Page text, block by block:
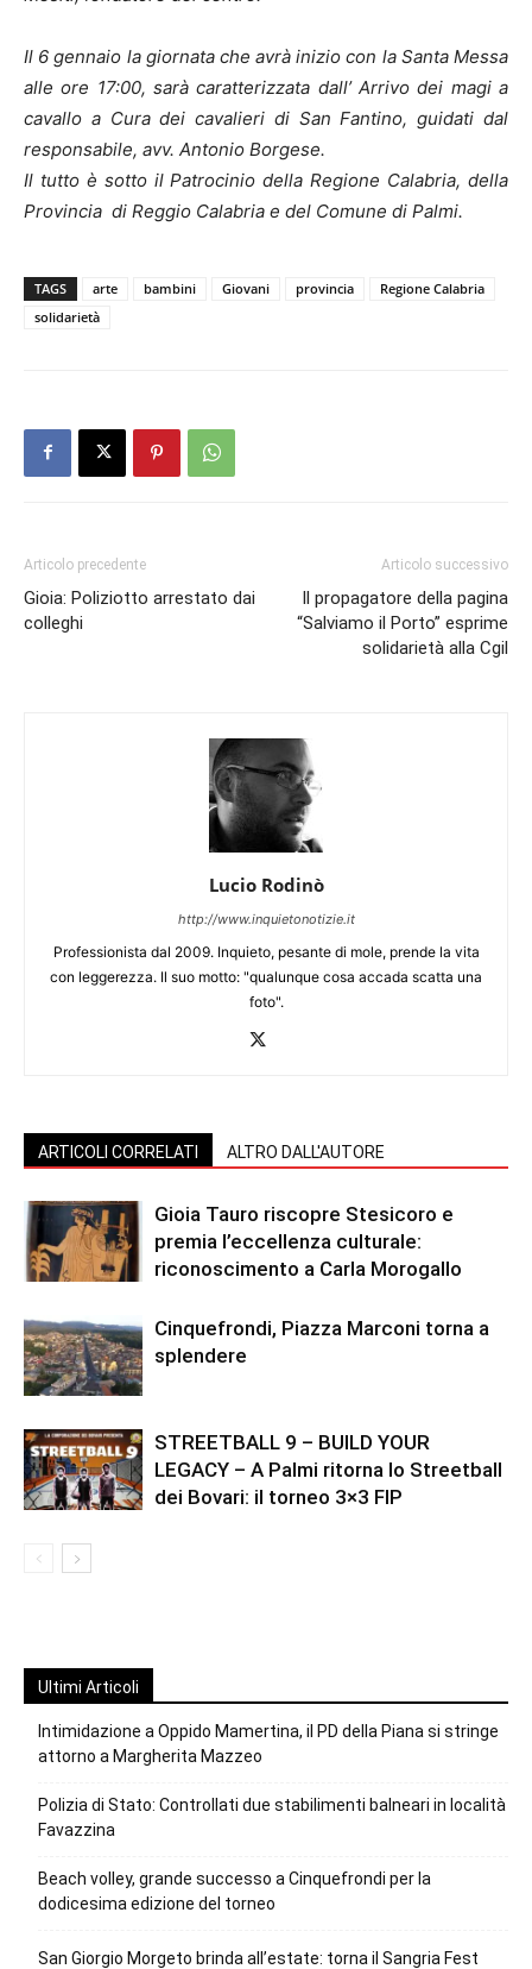
Il 6 gennaio la giornata che avrà inizio con la Santa Messa
alle ore 17:00, sarà caratterizzata dall’ Arrivo dei magi a
cavallo a Cura dei cavalieri di San Fantino, guidati dal
responsabile, avv. Antonio Borgese.
Il tutto è sotto il Patrocinio della Regione Calabria, della
Provincia di Reggio Calabria e del Comune di Palmi.
TAGS arte bambini Giovani provincia
Regione Calabria
solidarietà
Articolo precedente
Gioia: Poliziotto arrestato dai
colleghi
Articolo successivo
Il propagatore della pagina
“Salviamo il Porto” esprime
solidarietà alla Cgil
Lucio Rodinò
http://www.inquietonotizie.it
Professionista dal 2009. Inquieto, pesante di mole, prende la vita
con leggerezza. Il suo motto: "qualunque cosa accada scatta una
foto".
ARTICOLI CORRELATI ALTRO DALL'AUTORE
Gioia Tauro riscopre Stesicoro e
premia l’eccellenza culturale:
riconoscimento a Carla Morogallo
Cinquefrondi, Piazza Marconi torna a
splendere
STREETBALL 9 – BUILD YOUR
LEGACY – A Palmi ritorna lo Streetball
dei Bovari: il torneo 3×3 FIP
Ultimi Articoli
Intimidazione a Oppido Mamertina, il PD della Piana si stringe
attorno a Margherita Mazzeo
Polizia di Stato: Controllati due stabilimenti balneari in località
Favazzina
Beach volley, grande successo a Cinquefrondi per la
dodicesima edizione del torneo
San Giorgio Morgeto brinda all’estate: torna il Sangria Fest